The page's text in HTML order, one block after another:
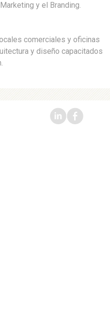
y el Branding.
comerciales y oficinas
y diseño capacitados